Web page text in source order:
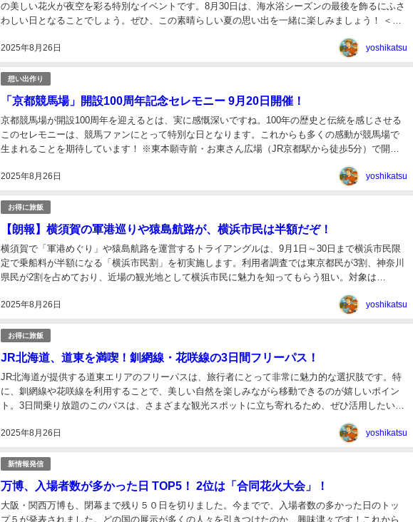
2025年8月26日
の美しい花火が夜空を彩る特別なイベントです。8月30日は、海水浴シーズンの最後を飾るにふさ
わしい日となることでしょう。ぜひ、この素晴らしい夏の思い出を一緒に楽しみましょう！ ＜関
yoshikatsu
想い出作り
「京都競馬場」開設100周年記念セレモニー 9月20日開催！
2025年8月26日
京都競馬場が開設100周年を迎えるとは、実に感慨深いですね。100年の歴史と伝統を感じさせる
このセレモニーは、競馬ファンにとって特別な日となります。これからも多くの感動が競馬場で
生まれることを期待しています！ ※東本願寺前・お東さん広場（JR京都駅から徒歩5分）で開催
yoshikatsu
お得に旅飯
【朗報】横須賀の軍港巡りや猿島航路が、横浜市民は半額だぞ！
2025年8月26日
横須賀で「軍港めぐり」や猿島航路を運営するトライアングルは、9月1日～30日まで横浜市民限
定で乗船料が半額になる「横浜市民割」を初実施します。利用者調査では東京都民が3割、神奈川
県民が2割を占めており、近場の観光地として横浜市民に魅力を知ってもらう狙い。対象は
yoshikatsu
お得に旅飯
JR北海道、道東を満喫！釧網線・花咲線の3日間フリーパス！
2025年8月26日
JR北海道が提供する道東エリアのフリーパスは、旅行者にとって非常に魅力的な選択肢です。特
に、釧網線や花咲線を利用することで、美しい自然を楽しみながら移動できるのが嬉しいポイン
ト。3日間乗り放題のこのパスは、さまざまな観光スポットに立ち寄れるため、ぜひ活用したいで
yoshikatsu
新情報発信
万博、入場者数が多かった日 TOP5！ 2位は「合同花火大会」！
大阪・関西万博も、閉幕まで残り５０日を切りました。今までで、入場者数の多かった日のトッ
プ５が発表されました。どの国の展示が多くの人々を引きつけたのか、興味津々です！これから